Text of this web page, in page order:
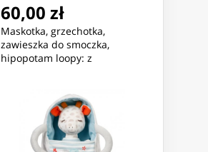
60,00 zł
Maskotka, grzechotka,
zawieszka do smoczka,
hipopotam loopy: z